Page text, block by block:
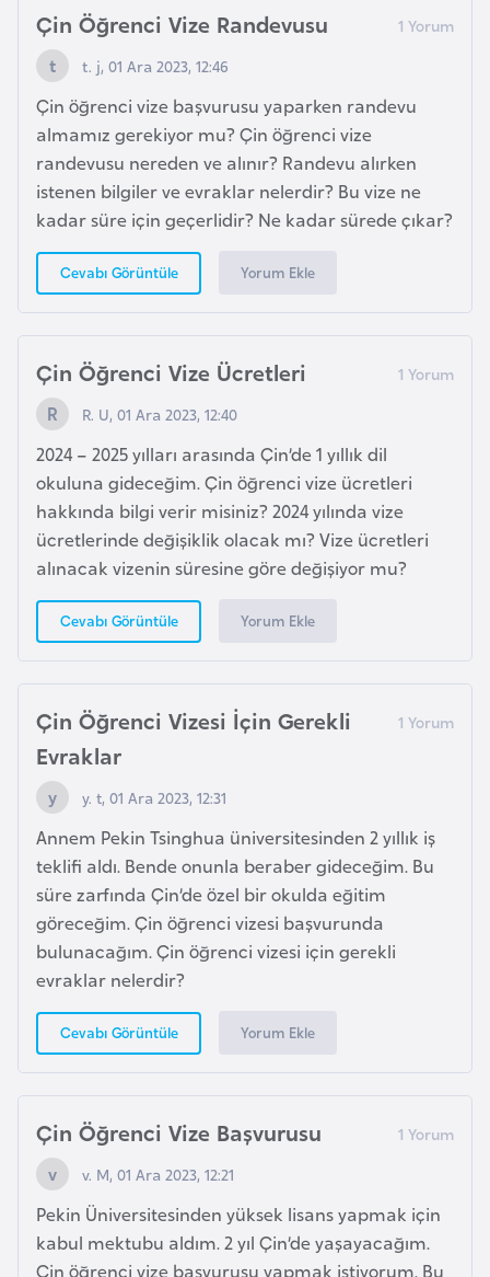
Çin Öğrenci Vize Randevusu
t. j, 01 Ara 2023, 12:46
Çin öğrenci vize başvurusu yaparken randevu
almamız gerekiyor mu? Çin öğrenci vize
randevusu nereden ve alınır? Randevu alırken
istenen bilgiler ve evraklar nelerdir? Bu vize ne
kadar süre için geçerlidir? Ne kadar sürede çıkar?
Cevabı Görüntüle Yorum Ekle
Çin Öğrenci Vize Ücretleri
R. U, 01 Ara 2023, 12:40
2024 – 2025 yılları arasında Çin’de 1 yıllık dil
okuluna gideceğim. Çin öğrenci vize ücretleri
hakkında bilgi verir misiniz? 2024 yılında vize
ücretlerinde değişiklik olacak mı? Vize ücretleri
alınacak vizenin süresine göre değişiyor mu?
Cevabı Görüntüle Yorum Ekle
Çin Öğrenci Vizesi İçin Gerekli
Evraklar
y. t, 01 Ara 2023, 12:31
Annem Pekin Tsinghua üniversitesinden 2 yıllık iş
teklifi aldı. Bende onunla beraber gideceğim. Bu
süre zarfında Çin’de özel bir okulda eğitim
göreceğim. Çin öğrenci vizesi başvurunda
bulunacağım. Çin öğrenci vizesi için gerekli
evraklar nelerdir?
Cevabı Görüntüle Yorum Ekle
Çin Öğrenci Vize Başvurusu
v. M, 01 Ara 2023, 12:21
Pekin Üniversitesinden yüksek lisans yapmak için
kabul mektubu aldım. 2 yıl Çin’de yaşayacağım.
Çin öğrenci vize başvurusu yapmak istiyorum. Bu
r
i
s
t
a
n
E
r
m
e
i
s
t
a
n
E
s
t
o
n
a
E
i
y
o
p
y
a
F
d
i
i
S